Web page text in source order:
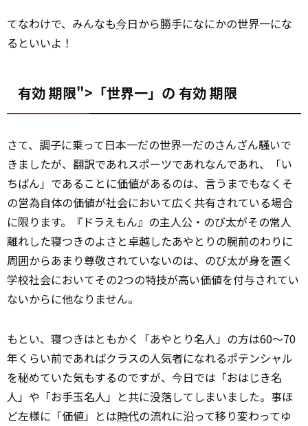
てなわけで、みんなも今日から勝手になにかの世界一にな
るといいよ！
有効 期限">「世界一」の 有効期限
さて、調子に乗って日本一だの世界一だのさんざん騒いで
きましたが、翻訳であれスポーツであれなんであれ、「い
ちばん」であることに価値があるのは、言うまでもなくそ
の営為自体の価値が社会において広く共有されている場合
に限ります。『ドラえもん』の主人公・のび太がその常人
離れした寝つきのよさと卓越したあやとりの腕前のわりに
周囲からあまり尊敬されていないのは、のび太が身を置く
学校社会においてその2つの特技が高い価値を付与されてい
ないからに他なりません。
もとい、寝つきはともかく「あやとり名人」の方は60～70
年くらい前であればクラスの人気者になれるポテンシャル
を秘めていた気もするのですが、今日では「おはじき名
人」や「お手玉名人」と共に没落してしまいました。事ほ
ど左様に「価値」とは時代の流れに沿って移り変わってゆ